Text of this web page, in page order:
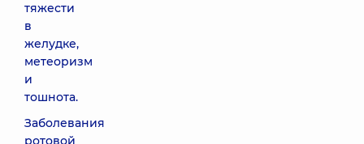
тяжести
в
желудке,
метеоризм
и
тошнота.
Заболевания
ротовой